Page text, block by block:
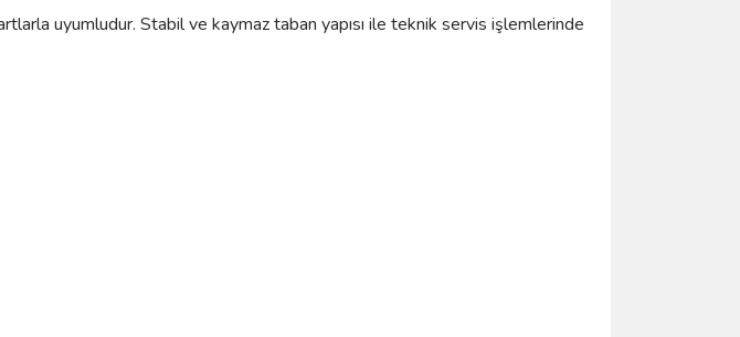
uyumludur. Stabil ve kaymaz taban yapısı ile teknik servis işlemlerinde